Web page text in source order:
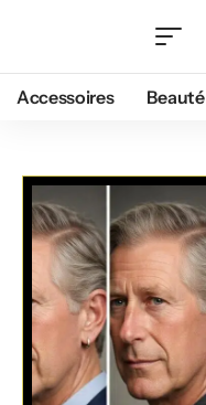
Accessoires Beauté